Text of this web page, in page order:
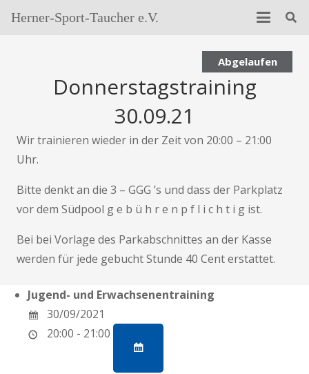
Herner-Sport-Taucher e.V.
Abgelaufen
Donnerstagstraining
30.09.21
Wir trainieren wieder in der Zeit von 20:00 – 21:00
Uhr.
Bitte denkt an die 3 – GGG ’s und dass der Parkplatz
vor dem Südpool g e b ü h r e n p f l i c h t i g ist.
Bei bei Vorlage des Parkabschnittes an der Kasse
werden für jede gebucht Stunde 40 Cent erstattet.
Jugend- und Erwachsenentraining
30/09/2021
20:00 - 21:00